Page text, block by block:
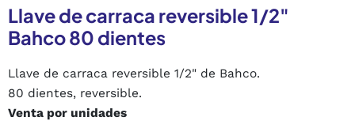
Llave de carraca reversible 1/2"
Bahco 80 dientes
Llave de carraca reversible 1/2" de Bahco.
80 dientes, reversible.
Venta por unidades